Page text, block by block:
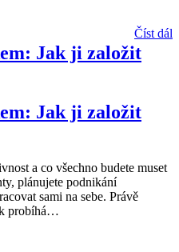
Číst dál
Jak ji založit
Jak ji založit
a co všechno budete muset
plánujete podnikání
sami na sebe. Právě
probíhá…